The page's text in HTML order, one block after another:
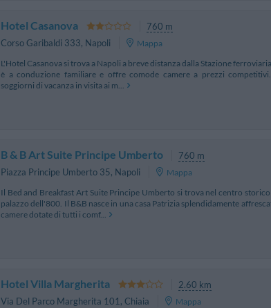
Hotel Casanova
760 m
Corso Garibaldi 333, Napoli
Mappa
L'Hotel Casanova si trova a Napoli a breve distanza dalla Stazione
è a conduzione familiare e offre comode camere a prezzi
soggiorni di vacanza in visita ai m...
B & B Art Suite Principe Umberto
760 m
Piazza Principe Umberto 35, Napoli
Mappa
Il Bed and Breakfast Art Suite Principe Umberto si trova nel centro
palazzo dell'800. Il B&B nasce in una casa Patrizia splendidamente
camere dotate di tutti i comf...
Hotel Villa Margherita
2.60 km
Via Del Parco Margherita 101, Chiaia
Mappa